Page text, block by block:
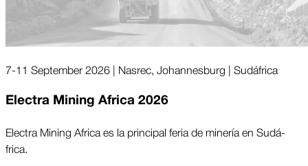
7-11 September 2026 | Nasrec, Johannesburg | Sudá­frica
Electra Mining Africa 2026
Electra Mining Africa es la prin­cipal feria de mi­nería en Sudá­
frica.